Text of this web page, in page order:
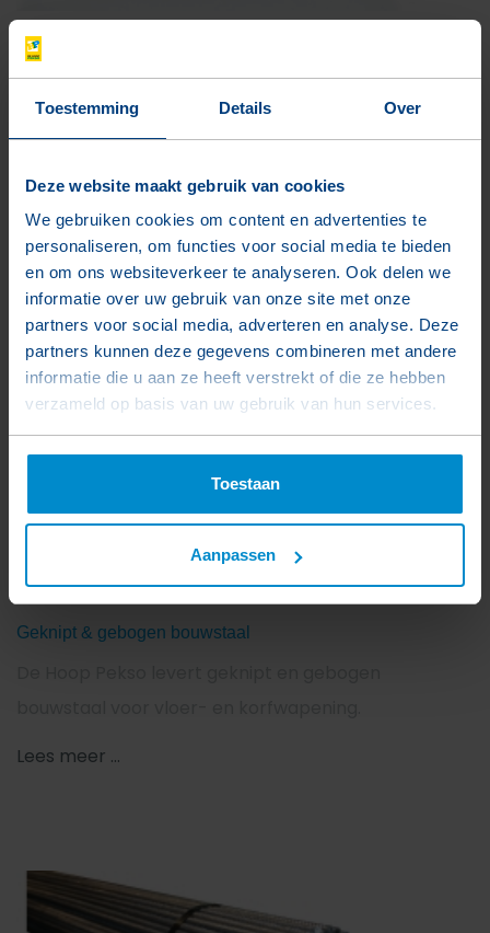
Toestemming Details Over
Deze website maakt gebruik van cookies
We gebruiken cookies om content en advertenties te
personaliseren, om functies voor social media te bieden
en om ons websiteverkeer te analyseren. Ook delen we
informatie over uw gebruik van onze site met onze
partners voor social media, adverteren en analyse. Deze
partners kunnen deze gegevens combineren met andere
informatie die u aan ze heeft verstrekt of die ze hebben
verzameld op basis van uw gebruik van hun services.
Toestaan
Aanpassen
De betonstelblokken zorgen voor de juiste
afstand tussen de onderwapening en het
betonoppervlak.
Lees meer ...
Geknipt & gebogen bouwstaal
Lees meer ...